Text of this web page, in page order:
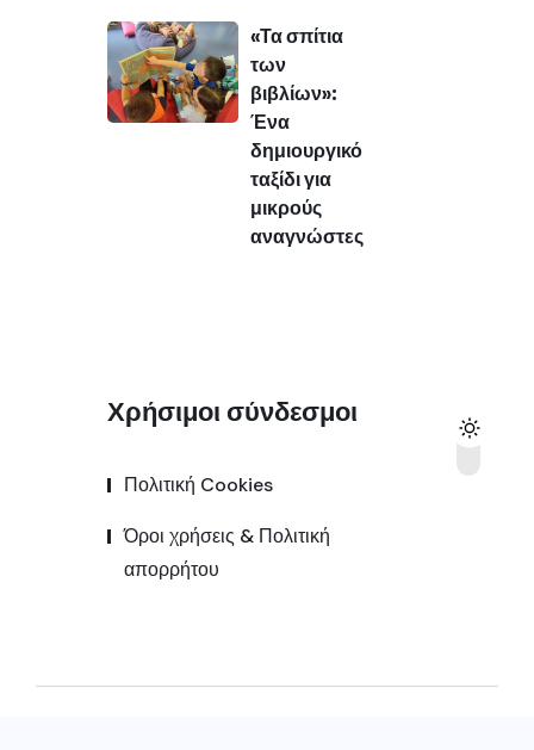
«Τα σπίτια
των
βιβλίων»:
Ένα
δημιουργικό
ταξίδι για
μικρούς
αναγνώστες
Χρήσιμοι σύνδεσμοι
Πολιτική Cookies
Όροι χρήσεις & Πολιτική
απορρήτου